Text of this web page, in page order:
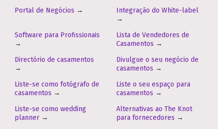
Portal de Negócios →
Integração do White-label
→
Software para Profissionais
→
Lista de Vendedores de
Casamentos →
Directório de casamentos
→
Divulgue o seu negócio de
casamentos →
Liste-se como fotógrafo de
casamentos →
Liste o seu espaço para
casamentos →
Liste-se como wedding
planner →
Alternativas ao The Knot
para fornecedores →